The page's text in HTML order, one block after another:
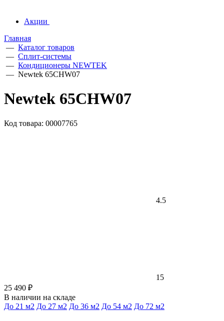
Акции
Главная
— Каталог товаров
— Сплит-системы
— Кондиционеры NEWTEK
— Newtek 65CHW07
Newtek 65CHW07
Код товара: 00007765
4.5
15
25 490 ₽
В наличии на складе
До 21 м2 До 27 м2 До 36 м2 До 54 м2 До 72 м2